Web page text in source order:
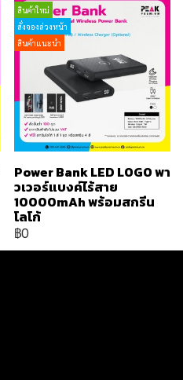
สินค้าใหม่
สั่งจองล่วงหน้า
สินค้าแนะนำ
Power Bank LED LOGO พา
วเวอร์แบงค์ไร้สาย
10000mAh พร้อมสกรีน
โลโก้
฿0